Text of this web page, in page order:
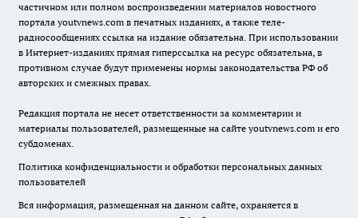
частичном или полном воспроизведении материалов новостного
портала youtvnews.com в печатных изданиях, а также теле-
радиосообщениях ссылка на издание обязательна. При использовании
в Интернет-изданиях прямая гиперссылка на ресурс обязательна, в
противном случае будут применены нормы законодательства РФ об
авторских и смежных правах.
Редакция портала не несет ответственности за комментарии и
материалы пользователей, размещенные на сайте youtvnews.com и его
субдоменах.
Политика конфиденциальности и обработки персональных данных
пользователей
Вся информация, размещенная на данном сайте, охраняется в